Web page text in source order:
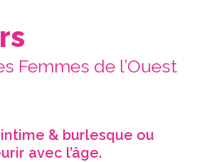
Femmes de l’Ouest
& burlesque ou
avec l’âge.